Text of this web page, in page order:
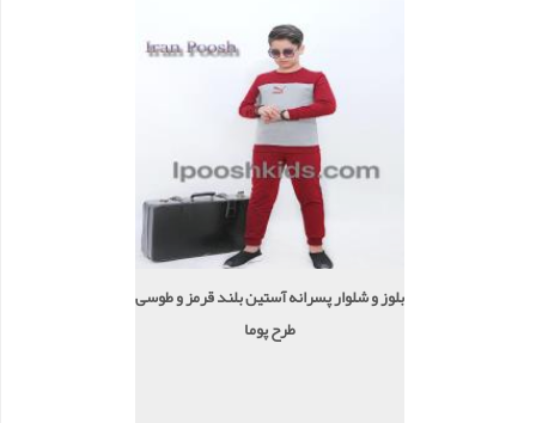
بلوز و شلوار پسرانه آستین بلند قرمز و طوسی
طرح پوما